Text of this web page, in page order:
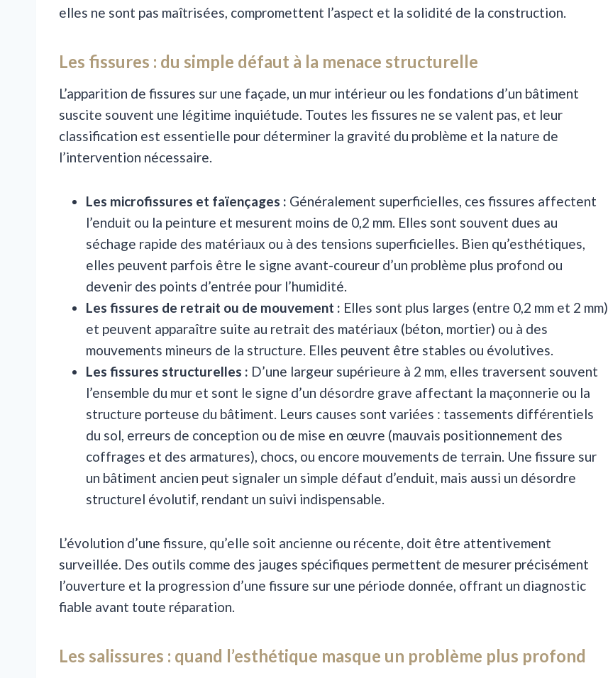
elles ne sont pas maîtrisées, compromettent l’aspect et la solidité de la construction.
Les fissures : du simple défaut à la menace structurelle
L’apparition de fissures sur une façade, un mur intérieur ou les fondations d’un bâtiment
suscite souvent une légitime inquiétude. Toutes les fissures ne se valent pas, et leur
classification est essentielle pour déterminer la gravité du problème et la nature de
l’intervention nécessaire.
Les microfissures et faïençages : Généralement superficielles, ces fissures affectent
l’enduit ou la peinture et mesurent moins de 0,2 mm. Elles sont souvent dues au
séchage rapide des matériaux ou à des tensions superficielles. Bien qu’esthétiques,
elles peuvent parfois être le signe avant-coureur d’un problème plus profond ou
devenir des points d’entrée pour l’humidité.
Les fissures de retrait ou de mouvement : Elles sont plus larges (entre 0,2 mm et 2 mm)
et peuvent apparaître suite au retrait des matériaux (béton, mortier) ou à des
mouvements mineurs de la structure. Elles peuvent être stables ou évolutives.
Les fissures structurelles : D’une largeur supérieure à 2 mm, elles traversent souvent
l’ensemble du mur et sont le signe d’un désordre grave affectant la maçonnerie ou la
structure porteuse du bâtiment. Leurs causes sont variées : tassements différentiels
du sol, erreurs de conception ou de mise en œuvre (mauvais positionnement des
coffrages et des armatures), chocs, ou encore mouvements de terrain. Une fissure sur
un bâtiment ancien peut signaler un simple défaut d’enduit, mais aussi un désordre
structurel évolutif, rendant un suivi indispensable.
L’évolution d’une fissure, qu’elle soit ancienne ou récente, doit être attentivement
surveillée. Des outils comme des jauges spécifiques permettent de mesurer précisément
l’ouverture et la progression d’une fissure sur une période donnée, offrant un diagnostic
fiable avant toute réparation.
Les salissures : quand l’esthétique masque un problème plus profond